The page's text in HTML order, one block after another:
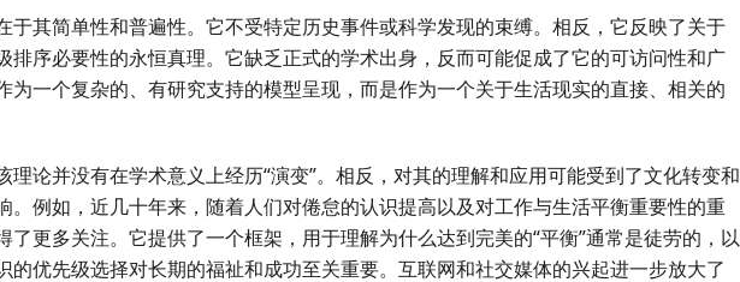
于其简单性和普遍性。它不受特定历史事件或科学发现的束缚。相反，它反映了关于
排序必要性的永恒真理。它缺乏正式的学术出身，反而可能促成了它的可访问性和广
为一个复杂的、有研究支持的模型呈现，而是作为一个关于生活现实的直接、相关的
理论并没有在学术意义上经历“演变”。相反，对其的理解和应用可能受到了文化转变和
。例如，近几十年来，随着人们对倦怠的认识提高以及对工作与生活平衡重要性的重
了更多关注。它提供了一个框架，用于理解为什么达到完美的“平衡”通常是徒劳的，以
的优先级选择对长期的福祉和成功至关重要。互联网和社交媒体的兴起进一步放大了